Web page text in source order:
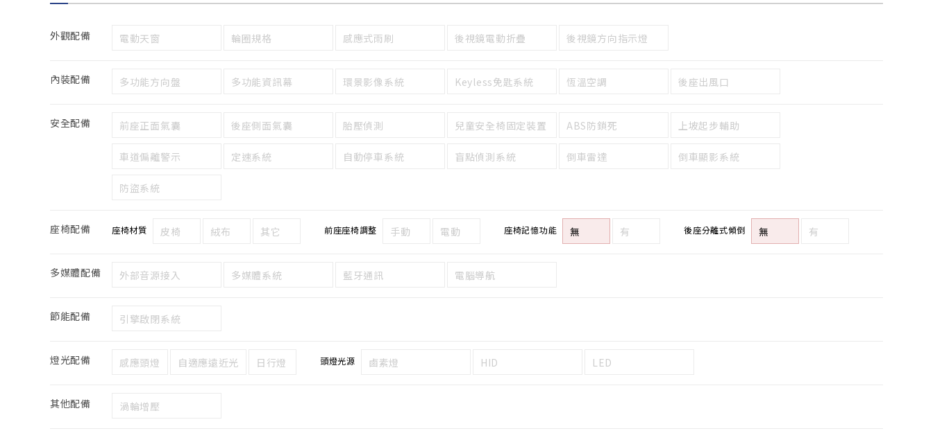
外觀配備 電動天窗 輪圈規格 感應式雨刷 後視鏡電動折疊 後視鏡方向指示燈
內裝配備 多功能方向盤 多功能資訊幕 環景影像系統 Keyless免匙系統 恆溫空調 後座出風口
安全配備 前座正面氣囊 後座側面氣囊 胎壓偵測 兒童安全椅固定裝置 ABS防鎖死 上坡起步輔助
車道偏離警示 定速系統 自動停車系統 盲點偵測系統 倒車雷達 倒車顯影系統
防盜系統
座椅配備 座椅材質 皮椅 絨布 其它 前座座椅調整 手動 電動 座椅記憶功能 無 有 後座分離式傾倒 無 有
多媒體配備 外部音源接入 多媒體系統 藍牙通訊 電腦導航
節能配備 引擎啟閉系統
燈光配備 感應頭燈 自適應遠近光 日行燈 頭燈光源 鹵素燈 HID LED
其他配備 渦輪增壓